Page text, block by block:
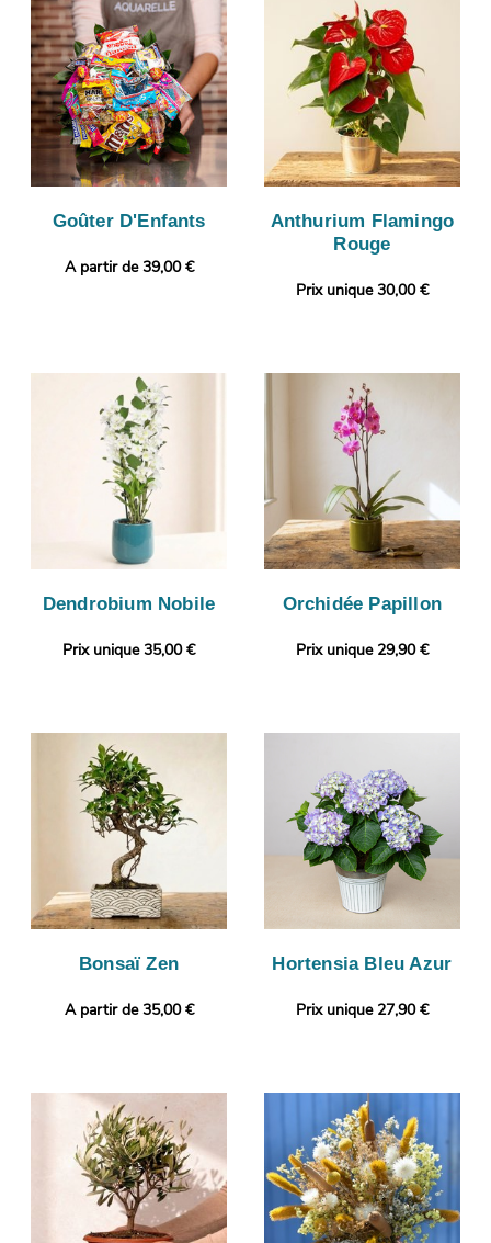
Goûter D'Enfants
A partir de 39,00 €
Anthurium Flamingo
Rouge
Prix unique 30,00 €
Dendrobium Nobile
Prix unique 35,00 €
Orchidée Papillon
Prix unique 29,90 €
Bonsaï Zen
A partir de 35,00 €
Hortensia Bleu Azur
Prix unique 27,90 €